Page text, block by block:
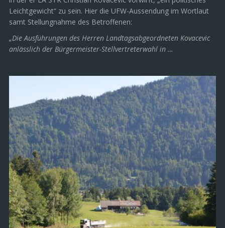
Leichtgewicht“ zu sein. Hier die UFW-Aussendung im Wortlaut
samt Stellungnahme des Betroffenen:
„Die Ausführungen des Herren Landtagsabgeordneten Kovacevic
anlässlich der Bürgermeister-Stellvertreterwahl in …